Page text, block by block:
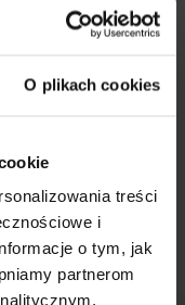
O plikach cookies
treści
i
o tym, jak
partnerom
nowych komórek,
dla wielu procesów